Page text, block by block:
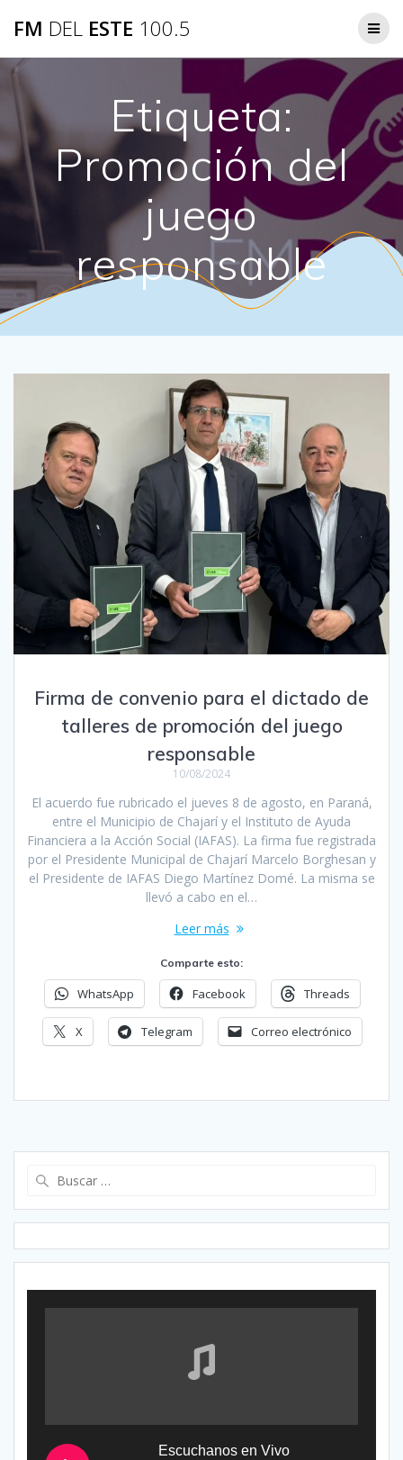
FM DEL ESTE 100.5
Etiqueta:
Promoción del
juego
responsable
Firma de convenio para el dictado de
talleres de promoción del juego
responsable
10/08/2024
El acuerdo fue rubricado el jueves 8 de agosto, en Paraná,
entre el Municipio de Chajarí y el Instituto de Ayuda
Financiera a la Acción Social (IAFAS). La firma fue registrada
por el Presidente Municipal de Chajarí Marcelo Borghesan y
el Presidente de IAFAS Diego Martínez Domé. La misma se
llevó a cabo en el…
Leer más
Comparte esto:
WhatsApp Facebook Threads
X Telegram Correo electrónico
Escuchanos en Vivo